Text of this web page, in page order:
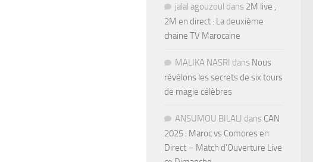
jalal agouzoul dans 2M live ,
2M en direct : La deuxième
chaine TV Marocaine
MALIKA NASRI dans Nous
révélons les secrets de six tours
de magie célèbres
ANSUMOU BILALI dans CAN
2025 : Maroc vs Comores en
Direct – Match d’Ouverture Live